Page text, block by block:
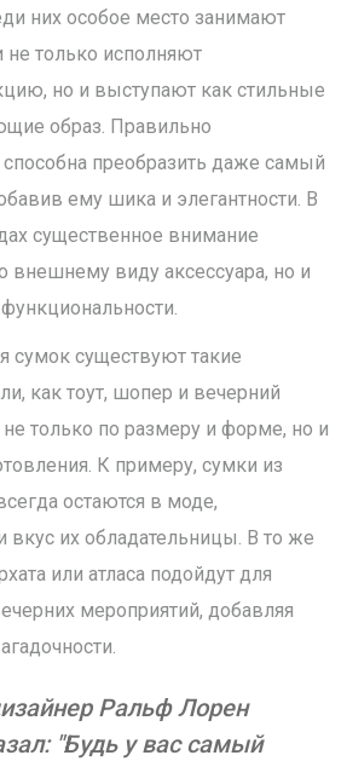
них особое место занимают
не только исполняют
но и выступают как стильные
образ. Правильно
преобразить даже самый
ему шика и элегантности. В
существенное внимание
внешнему виду аксессуара, но и
сумок существуют такие
как тоут, шопер и вечерний
не только по размеру и форме, но и
К примеру, сумки из
остаются в моде,
вкус их обладательницы. В то же
или атласа подойдут для
мероприятий, добавляя
Ральф Лорен
"Будь у вас самый